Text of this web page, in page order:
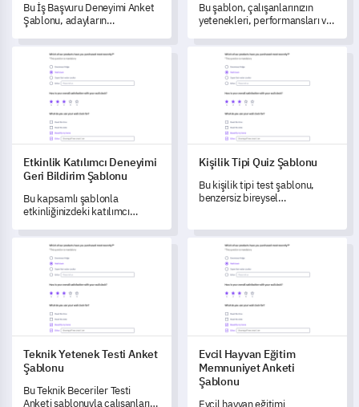
Bu İş Başvuru Deneyimi Anket
Şablonu, adayların
veriler toplamanızı sağlayarak,
işe alım sürecinizi optimize
etme fırsatlarını keşfetmenizi
sağlar.
Bu şablon, çalışanlarınızın
yetenekleri, performansları ve
konusundaki algılarına dair
derinlemesine bilgiler elde
etmenize yardımcı olur.
Etkinlik Katılımcı Deneyimi Geri Bildirim Şablonu
Etkinlik Katılımcı Deneyimi
Geri Bildirim Şablonu
Bu kapsamlı şablonla
etkinliğinizdeki katılımcı
çıkarın.
Kişilik Tipi Quiz Şablonu
Kişilik Tipi Quiz Şablonu
Bu kişilik tipi test şablonu,
benzersiz bireysel
sağlamak için hazırlandı.
Teknik Yetenek Testi Anket Şablonu
Teknik Yetenek Testi Anket
Şablonu
Bu Teknik Beceriler Testi
Anketi şablonuyla çalışanların
Evcil Hayvan Eğitim
Evcil Hayvan Eğitim
Memnuniyet Anketi
Şablonu
Evcil hayvan eğitimi